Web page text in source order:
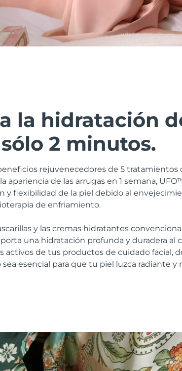
la hidratación
sólo 2 minutos.
rejuvenecedores de 5 tratamientos
apariencia de las arrugas en 1 semana,
y flexibilidad de la piel debido al
de enfriamiento.
y las cremas hidratantes
una hidratación profunda y duradera al
activos de tus productos de cuidado facial,
sea esencial para que tu piel luzca radiante